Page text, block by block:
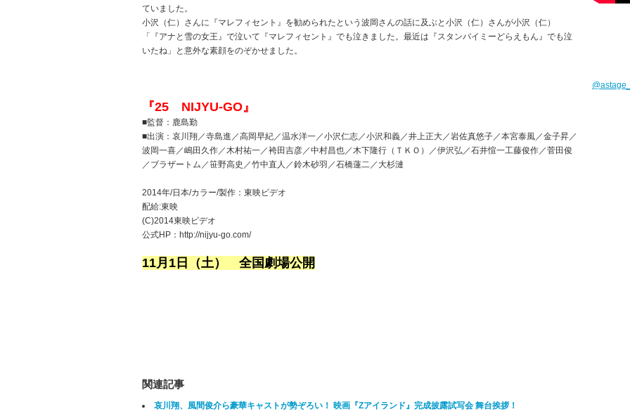
ていました。
小沢（仁）さんに『マレフィセント』を勧められたという波岡さんの話に及ぶと小沢（仁）さんが小沢（仁）
「『アナと雪の女王』で泣いて『マレフィセント』でも泣きました。最近は『スタンバイミーどらえもん』でも泣
いたね」と意外な素顔をのぞかせました。
『25 NIJYU-GO』
■監督：鹿島勤
■出演：哀川翔／寺島進／高岡早紀／温水洋一／小沢仁志／小沢和義／井上正大／岩佐真悠子／本宮泰風／金子昇／
波岡一喜／嶋田久作／木村祐一／袴田吉彦／中村昌也／木下隆行（ＴＫＯ）／伊沢弘／石井愃一工藤俊作／菅田俊
／ブラザートム／笹野高史／竹中直人／鈴木砂羽／石橋蓮二／大杉漣
2014年/日本/カラー/製作：東映ビデオ
配給:東映
(C)2014東映ビデオ
公式HP：http://nijyu-go.com/
11月1日（土） 全国劇場公開
関連記事
哀川翔、風間俊介ら豪華キャストが勢ぞろい！ 映画『Zアイランド』完成披露試写会 舞台挨拶！